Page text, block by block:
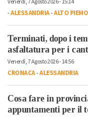
Venerdì, 7 Agosto 2026 - 15:14
-ALESSANDRIA-ALTO
Terminati, dopo i
asfaltatura per i
Venerdì, 7 Agosto 2026 - 14:56
CRONACA-ALESSANDRIA
Cosa fare in
appuntamenti per il